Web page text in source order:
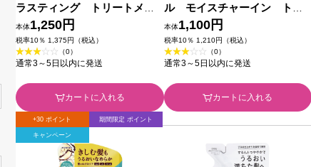
ラスティング トリートメン
ト （詰め替え用） ３８０ｍ
Ｌ コーセー
本体1,250円
税率10％ 1,375円（税込）
（0）
通常3～5日以内に発送
カートに入れる
ル モイスチャーイン トリ
ートメント 詰替用 ３３０ｇ
クラシエホームプロダクツ
本体1,100円
税率10％ 1,210円（税込）
（0）
通常3～5日以内に発送
カートに入れる
+30 ポイント 期間限定 ポイント
キャンペーン